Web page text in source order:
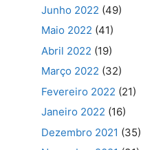
Junho 2022 (49)
Maio 2022 (41)
Abril 2022 (19)
Março 2022 (32)
Fevereiro 2022 (21)
Janeiro 2022 (16)
Dezembro 2021 (35)